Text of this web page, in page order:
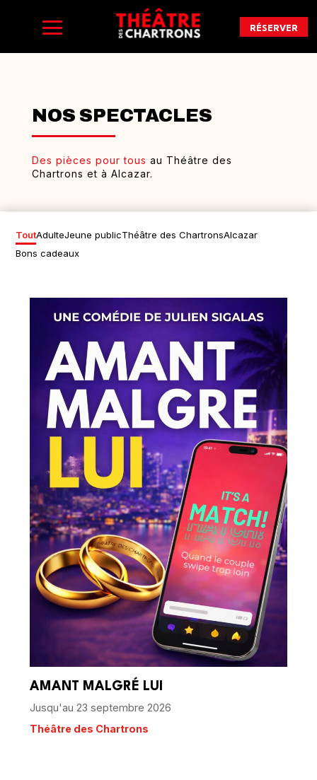
RÉSERVER
NOS SPECTACLES
Des pièces pour tous au Théâtre des
Chartrons et à Alcazar.
ToutAdulteJeune publicThéâtre des ChartronsAlcazar
Bons cadeaux
AMANT MALGRÉ LUI
Jusqu'au 23 septembre 2026
Théâtre des Chartrons